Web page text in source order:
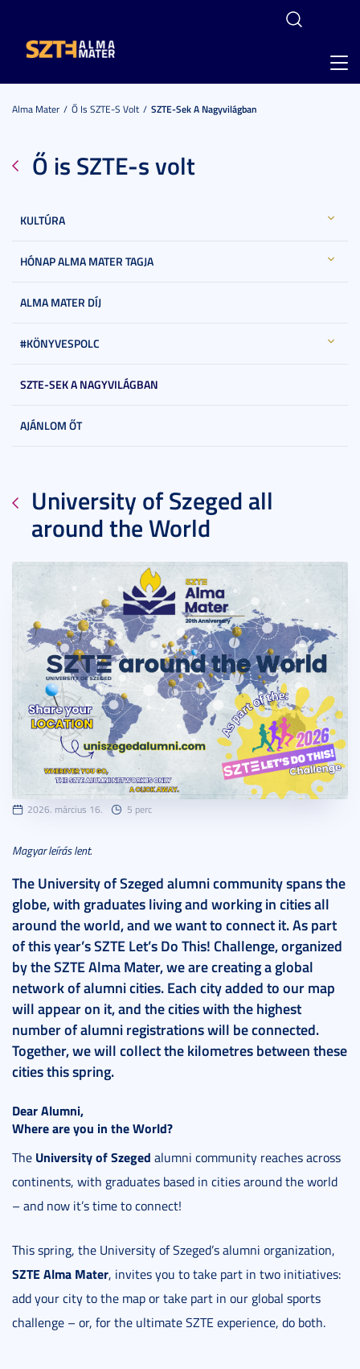
Alma Mater Ő Is SZTE-S Volt SZTE-Sek A Nagyvilágban
Ő is SZTE-s volt
KULTÚRA
HÓNAP ALMA MATER TAGJA
ALMA MATER DÍJ
#KÖNYVESPOLC
SZTE-SEK A NAGYVILÁGBAN
AJÁNLOM ŐT
University of Szeged all
around the World
2026. március 16. 5 perc
Magyar leírás lent.
The University of Szeged alumni community spans the
globe, with graduates living and working in cities all
around the world, and we want to connect it. As part
of this year’s SZTE Let’s Do This! Challenge, organized
by the SZTE Alma Mater, we are creating a global
network of alumni cities. Each city added to our map
will appear on it, and the cities with the highest
number of alumni registrations will be connected.
Together, we will collect the kilometres between these
cities this spring.
Dear Alumni,
Where are you in the World?
The University of Szeged alumni community reaches across
continents, with graduates based in cities around the world
– and now it’s time to connect!
This spring, the University of Szeged’s alumni organization,
SZTE Alma Mater, invites you to take part in two initiatives:
add your city to the map or take part in our global sports
challenge – or, for the ultimate SZTE experience, do both.